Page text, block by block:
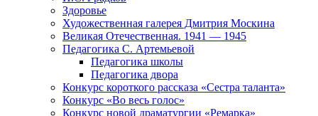
Здоровье
Художественная галерея Дмитрия Москина
Великая Отечественная. 1941 — 1945
Педагогика С. Артемьевой
Педагогика школы
Педагогика двора
Конкурс короткого рассказа «Сестра таланта»
Конкурс «Во весь голос»
Конкурс новой драматургии «Ремарка»